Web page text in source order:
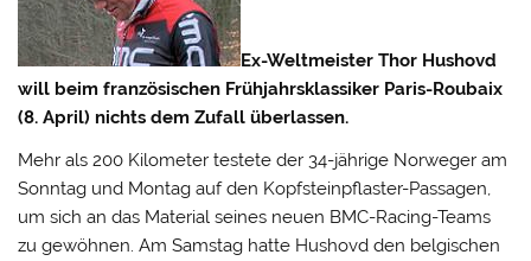
Ex-Weltmeister Thor Hushovd
will beim französischen Frühjahrsklassiker Paris-Roubaix
(8. April) nichts dem Zufall überlassen.
Mehr als 200 Kilometer testete der 34-jährige Norweger am
Sonntag und Montag auf den Kopfsteinpflaster-Passagen,
um sich an das Material seines neuen BMC-Racing-Teams
zu gewöhnen. Am Samstag hatte Hushovd den belgischen